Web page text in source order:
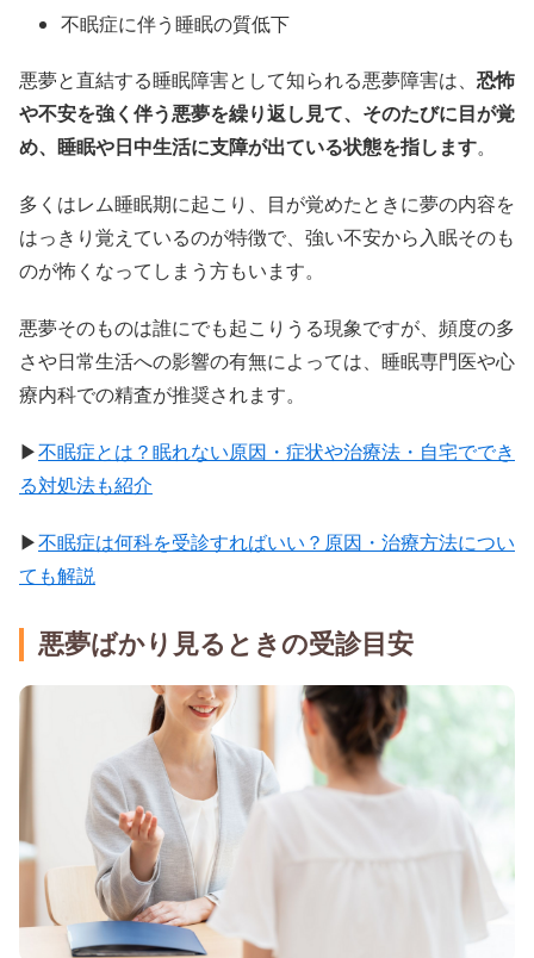
不眠症に伴う睡眠の質低下
悪夢と直結する睡眠障害として知られる悪夢障害は、 恐怖
や不安を強く伴う悪夢を繰り返し見て、そのたびに目が覚
め、睡眠や日中生活に支障が出ている状態を指します。
多くはレム睡眠期に起こり、目が覚めたときに夢の内容を
はっきり覚えているのが特徴で、強い不安から入眠そのも
のが怖くなってしまう方もいます。
悪夢そのものは誰にでも起こりうる現象ですが、頻度の多
さや日常生活への影響の有無によっては、睡眠専門医や心
療内科での精査が推奨されます。
▶不眠症とは？眠れない原因・症状や治療法・自宅ででき
る対処法も紹介
▶不眠症は何科を受診すればいい？原因・治療方法につい
ても解説
悪夢ばかり見るときの受診目安